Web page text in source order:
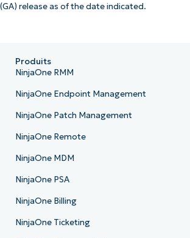
(GA) release as of the date indicated.
Produits
NinjaOne RMM
NinjaOne Endpoint Management
NinjaOne Patch Management
NinjaOne Remote
NinjaOne MDM
NinjaOne PSA
NinjaOne Billing
NinjaOne Ticketing